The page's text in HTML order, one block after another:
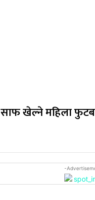
साफ खेल्ने महिला
-